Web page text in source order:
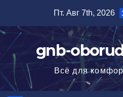
содержимому
Пт. Авг 7th, 2026
gnb-
Всё для